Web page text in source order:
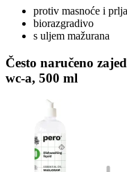
protiv masnoće i
biorazgradivo
s uljem mažurana
Često naručeno
wc-a, 500 ml